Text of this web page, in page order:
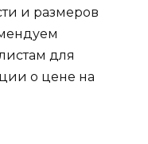
и размеров
для
о цене на